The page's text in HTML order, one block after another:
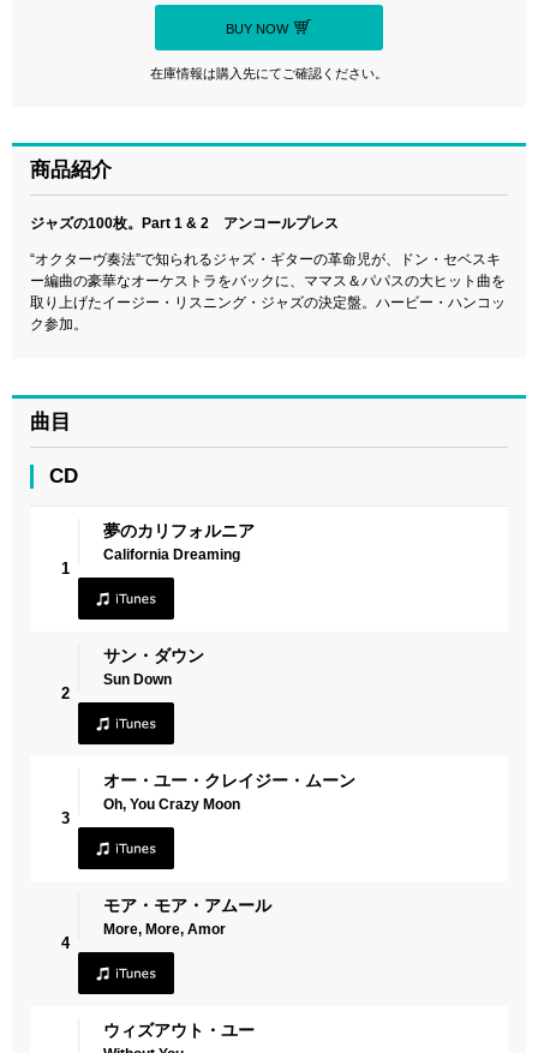
BUY NOW
在庫情報は購入先にてご確認ください。
商品紹介
ジャズの100枚。Part 1 & 2 アンコールプレス
“オクターヴ奏法”で知られるジャズ・ギターの革命児が、ドン・セベスキ
ー編曲の豪華なオーケストラをバックに、ママス＆パパスの大ヒット曲を
取り上げたイージー・リスニング・ジャズの決定盤。ハービー・ハンコッ
ク参加。
曲目
CD
1
夢のカリフォルニア
California Dreaming
2
サン・ダウン
Sun Down
3
オー・ユー・クレイジー・ムーン
Oh, You Crazy Moon
4
モア・モア・アムール
More, More, Amor
ウィズアウト・ユー